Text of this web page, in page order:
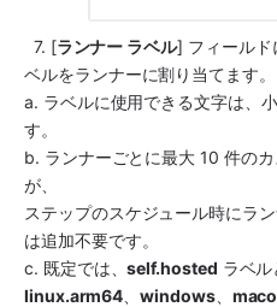
  7. [
ランナー ラベル] フィールド
ベルをランナーに割り当てます。
a. ラベルに使用できる文字は、
す。
b. ランナーごとに最大 10 件の
が、
ステップのスケジュール時にラ
は追加不要です。
c. 既定では、self.hosted ラベ
linux.arm64 、windows、